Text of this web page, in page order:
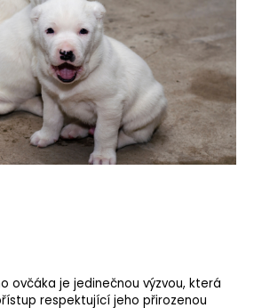
ovčáka je jedinečnou výzvou, která
respektující jeho přirozenou